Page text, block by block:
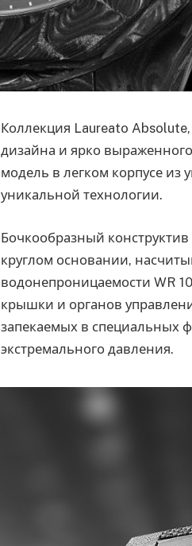
Коллекция Laureato
дизайна и ярко
модель в легком корпусе из
уникальной технологии.
Бочкообразный
круглом основании,
водонепроницаемости WR
крышки и органов
запекаемых в специальных
экстремального давления.